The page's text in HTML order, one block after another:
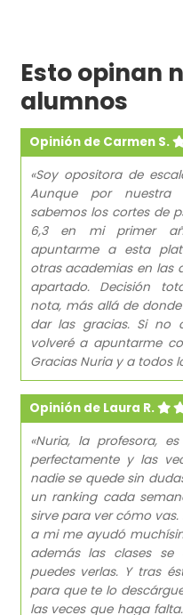
Esto opinan
alumnos
Opinión de Carmen S.
«Soy opositora de
Aunque por nuestra
sabemos los cortes de
6,3 en mi primer
apuntarme a esta
otras academias en las
apartado. Decisión
nota, más allá de
dar las gracias. Si no
volveré a apuntarme
Gracias Nuria y a todos
Opinión de Laura R.
«Nuria, la profesora,
perfectamente y las
nadie se quede sin
un ranking cada
sirve para ver cómo
a mi me ayudó
además las clases
puedes verlas. Y tras
para que te lo
las veces que haga